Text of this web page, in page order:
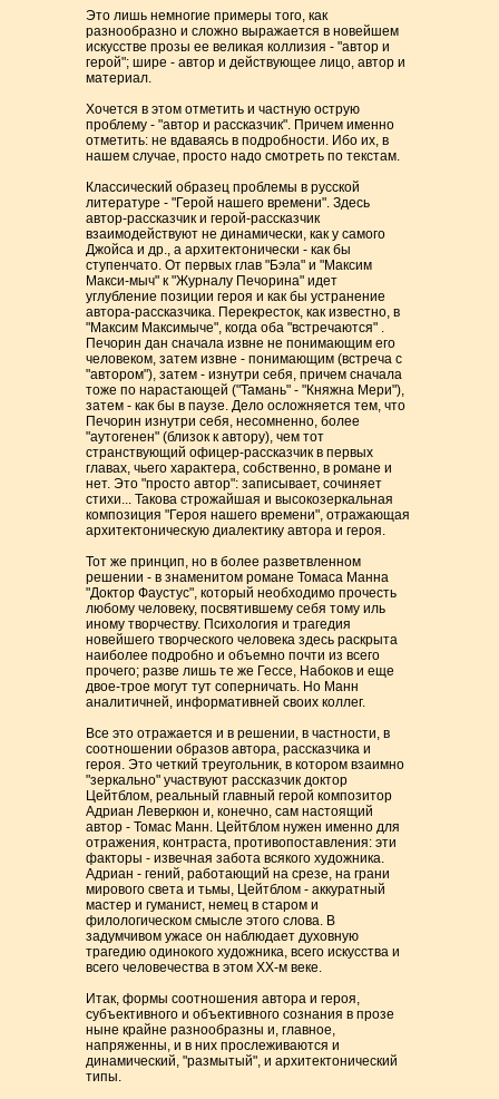
Это лишь немногие примеры того, как
разнообразно и сложно выражается в новейшем
искусстве прозы ее великая коллизия - "автор и
герой"; шире - автор и действующее лицо, автор и
материал.
Хочется в этом отметить и частную острую
проблему - "автор и рассказчик". Причем именно
отметить: не вдаваясь в подробности. Ибо их, в
нашем случае, просто надо смотреть по текстам.
Классический образец проблемы в русской
литературе - "Герой нашего времени". Здесь
автор-рассказчик и герой-рассказчик
взаимодействуют не динамически, как у самого
Джойса и др., а архитектонически - как бы
ступенчато. От первых глав "Бэла" и "Максим
Макси-мыч" к "Журналу Печорина" идет
углубление позиции героя и как бы устранение
автора-рассказчика. Перекресток, как известно, в
"Максим Максимыче", когда оба "встречаются" .
Печорин дан сначала извне не понимающим его
человеком, затем извне - понимающим (встреча с
"автором"), затем - изнутри себя, причем сначала
тоже по нарастающей ("Тамань" - "Княжна Мери"),
затем - как бы в паузе. Дело осложняется тем, что
Печорин изнутри себя, несомненно, более
"аутогенен" (близок к автору), чем тот
странствующий офицер-рассказчик в первых
главах, чьего характера, собственно, в романе и
нет. Это "просто автор": записывает, сочиняет
стихи... Такова строжайшая и высокозеркальная
композиция "Героя нашего времени", отражающая
архитектоническую диалектику автора и героя.
Тот же принцип, но в более разветвленном
решении - в знаменитом романе Томаса Манна
"Доктор Фаустус", который необходимо прочесть
любому человеку, посвятившему себя тому иль
иному творчеству. Психология и трагедия
новейшего творческого человека здесь раскрыта
наиболее подробно и объемно почти из всего
прочего; разве лишь те же Гессе, Набоков и еще
двое-трое могут тут соперничать. Но Манн
аналитичней, информативней своих коллег.
Все это отражается и в решении, в частности, в
соотношении образов автора, рассказчика и
героя. Это четкий треугольник, в котором взаимно
"зеркально" участвуют рассказчик доктор
Цейтблом, реальный главный герой композитор
Адриан Леверкюн и, конечно, сам настоящий
автор - Томас Манн. Цейтблом нужен именно для
отражения, контраста, противопоставления: эти
факторы - извечная забота всякого художника.
Адриан - гений, работающий на срезе, на грани
мирового света и тьмы, Цейтблом - аккуратный
мастер и гуманист, немец в старом и
филологическом смысле этого слова. В
задумчивом ужасе он наблюдает духовную
трагедию одинокого художника, всего искусства и
всего человечества в этом ХХ-м веке.
Итак, формы соотношения автора и героя,
субъективного и объективного сознания в прозе
ныне крайне разнообразны и, главное,
напряженны, и в них прослеживаются и
динамический, "размытый", и архитектонический
типы.